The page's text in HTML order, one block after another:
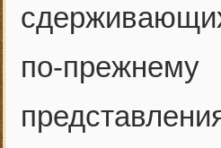
по-